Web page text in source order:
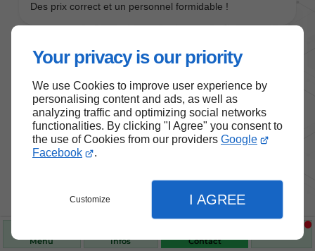
Your privacy is our priority
We use Cookies to improve user experience by
personalising content and ads, as well as
analyzing traffic and optimizing social networks
functionalities. By clicking "I Agree" you consent to
the use of Cookies from our providers Google
Facebook
.
Customize I AGREE
Menu Infos Contact
Nos produits de santé et de